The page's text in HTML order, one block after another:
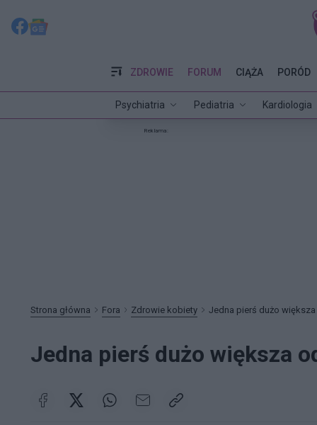
ZDROWIE
Psychiatria Pediatria Kardiologia
FORUM CIĄŻA PORÓD
Reklama:
Strona główna Fora Zdrowie kobiety Jedna pierś dużo
Jedna pierś dużo większa